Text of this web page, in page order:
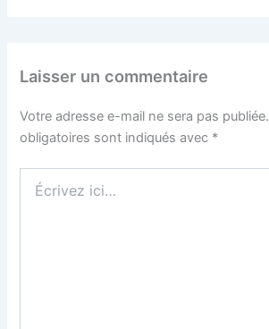
Laisser un commentaire
Votre adresse e-mail ne sera pas publiée.
obligatoires sont indiqués avec *
ici…